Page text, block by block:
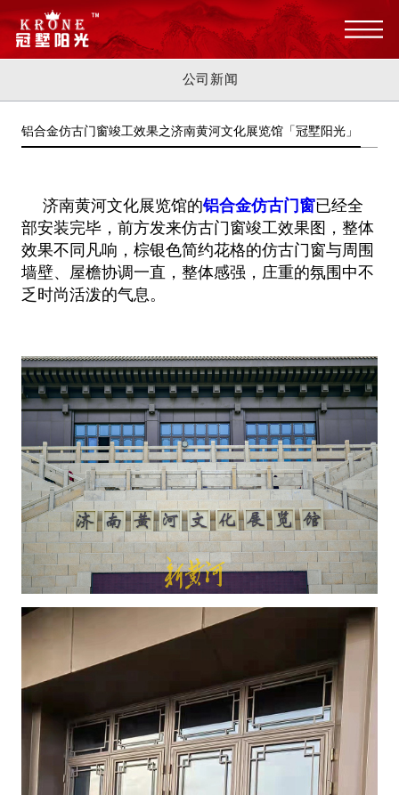
公司新闻
铝合金仿古门窗竣工效果之济南黄河文化展览馆「冠墅阳光」
济南黄河文化展览馆的铝合金仿古门窗已经全
部安装完毕，前方发来仿古门窗竣工效果图，整体
效果不同凡响，棕银色简约花格的仿古门窗与周围
墙壁、屋檐协调一直，整体感强，庄重的氛围中不
乏时尚活泼的气息。